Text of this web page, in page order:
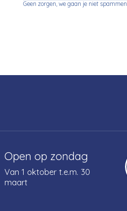
Geen zorgen, we gaan je niet spammen
Open op zondag
Van 1 oktober t.e.m. 30
maart